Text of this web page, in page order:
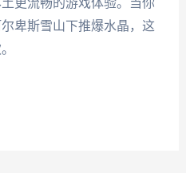
卑斯雪山下推爆水晶，这